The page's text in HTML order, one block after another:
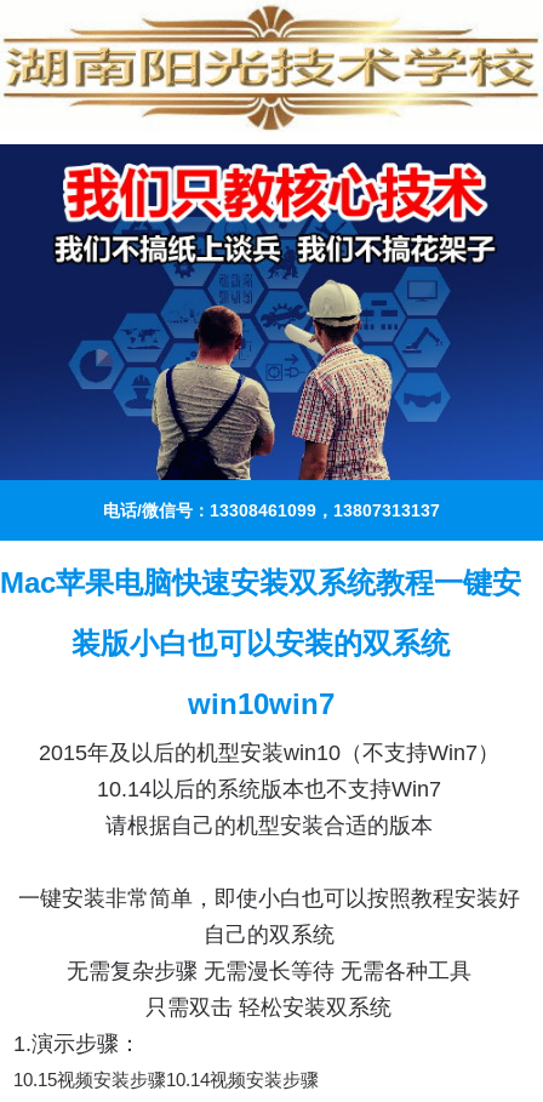
电话/微信号：13308461099，13807313137
Mac苹果电脑快速安装双系统教程一键安
装版小白也可以安装的双系统
win10win7
2015年及以后的机型安装win10（不支持Win7）
10.14以后的系统版本也不支持Win7
请根据自己的机型安装合适的版本
一键安装非常简单，即使小白也可以按照教程安装好
自己的双系统
无需复杂步骤 无需漫长等待 无需各种工具
只需双击 轻松安装双系统
1.演示步骤：
10.15视频安装步骤10.14视频安装步骤